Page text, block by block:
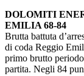
DOLOMITI
EMILIA 68-84
Brutta battuta
di coda Reggio
primo brutto
partita. Negli 84